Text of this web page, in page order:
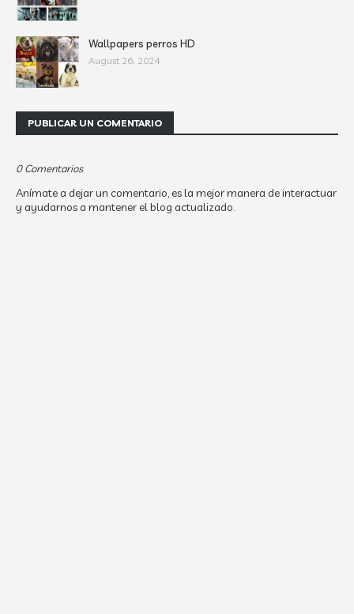
Wallpapers perros HD
August 26, 2024
PUBLICAR UN COMENTARIO
0 Comentarios
Anímate a dejar un comentario, es la mejor manera de interactuar
y ayudarnos a mantener el blog actualizado.